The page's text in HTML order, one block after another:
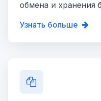
обмена и хранения
Узнать больше